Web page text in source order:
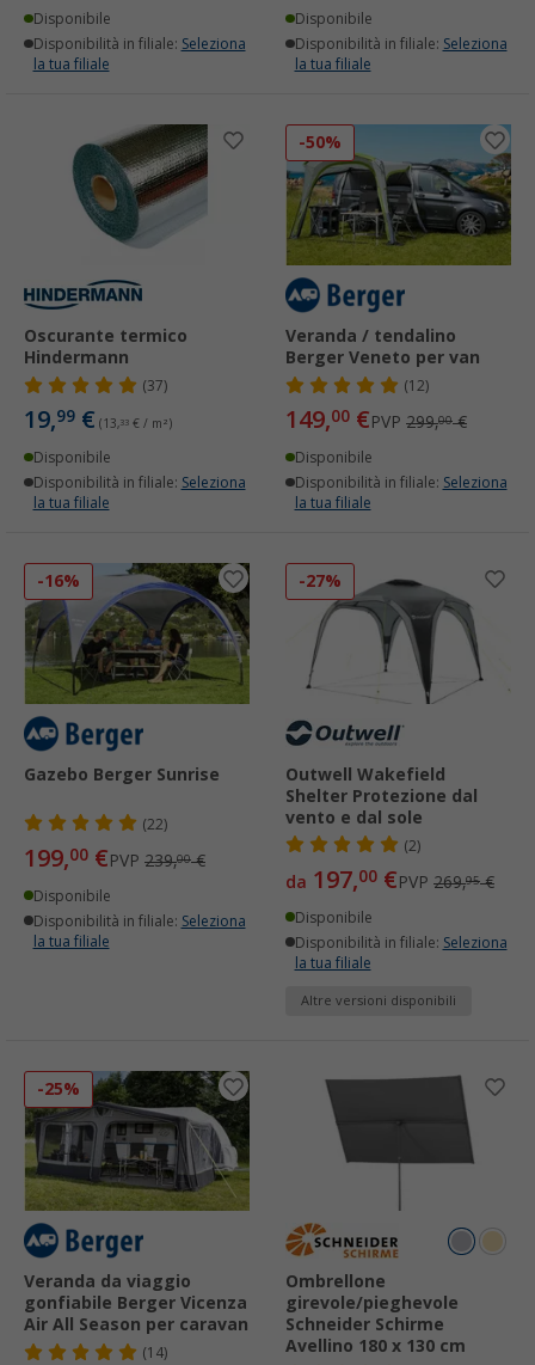
Disponibile
Disponibilità in filiale: Seleziona
la tua filiale
Disponibile
Disponibilità in filiale: Seleziona
la tua filiale
Oscurante termico
Hindermann
(37)
19,99 € (13,33 € / m²)
Disponibile
Disponibilità in filiale: Seleziona
la tua filiale
-50%
Veranda / tendalino
Berger Veneto per van
(12)
149,00 €PVP 299,00€
Disponibile
Disponibilità in filiale: Seleziona
la tua filiale
-16%
Gazebo Berger Sunrise
(22)
199,00 €PVP 239,00€
Disponibile
Disponibilità in filiale: Seleziona
la tua filiale
-27%
Outwell Wakefield
Shelter Protezione dal
vento e dal sole
(2)
da 197,00 €PVP 269,95€
Disponibile
Disponibilità in filiale: Seleziona
la tua filiale
Altre versioni disponibili
-25%
Veranda da viaggio
gonfiabile Berger Vicenza
Air All Season per caravan
(14)
Ombrellone
girevole/pieghevole
Schneider Schirme
Avellino 180 x 130 cm